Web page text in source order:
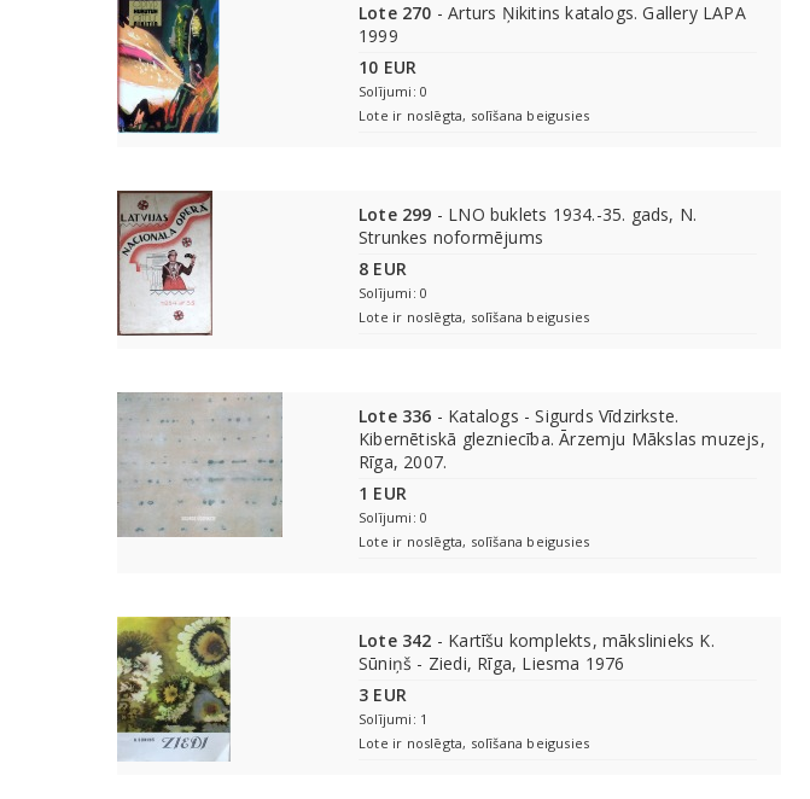
Lote 270 - Arturs Ņikitins katalogs. Gallery LAPA
1999
10 EUR
Solījumi: 0
Lote ir noslēgta, solīšana beigusies
Lote 299 - LNO buklets 1934.-35. gads, N.
Strunkes noformējums
8 EUR
Solījumi: 0
Lote ir noslēgta, solīšana beigusies
Lote 336 - Katalogs - Sigurds Vīdzirkste.
Kibernētiskā glezniecība. Ārzemju Mākslas muzejs,
Rīga, 2007.
1 EUR
Solījumi: 0
Lote ir noslēgta, solīšana beigusies
Lote 342 - Kartīšu komplekts, mākslinieks K.
Sūniņš - Ziedi, Rīga, Liesma 1976
3 EUR
Solījumi: 1
Lote ir noslēgta, solīšana beigusies